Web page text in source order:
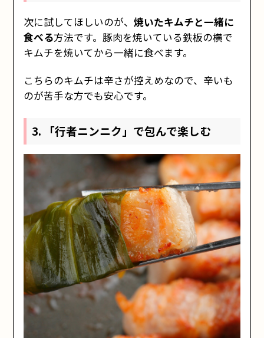
次に試してほしいのが、焼いたキムチと一緒に
食べる方法です。豚肉を焼いている鉄板の横で
キムチを焼いてから一緒に食べます。
こちらのキムチは辛さが控えめなので、辛いも
のが苦手な方でも安心です。
3. 「行者ニンニク」で包んで楽しむ